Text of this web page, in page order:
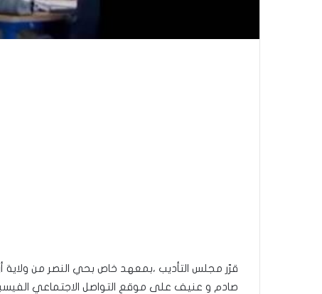
قرّر مجلس التأديب ،بمعهد خاص بحي النصر من ولاية
صادم و عنيف على موقع التواصل الاجتماعي